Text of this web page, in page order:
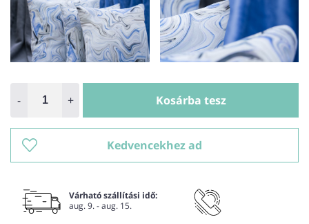
- + Kosárba tesz
Kedvencekhez ad
Várható szállítási idő:
aug. 9. - aug. 15.